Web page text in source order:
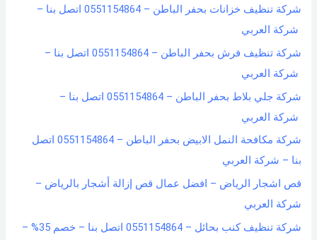
شركة تنظيف خزانات بحفر الباطن – 0551154864 اتصل بنا –
شركة العربي
شركة تنظيف فرش بحفر الباطن – 0551154864 اتصل بنا –
شركة العربي
شركة جلي بلاط بحفر الباطن – 0551154864 اتصل بنا –
شركة العربي
شركة مكافحة النمل الابيض بحفر الباطن – 0551154864 اتصل
بنا – شركة العربي
قص اشجار الرياض – افضل عمال قص إزالة أشجار بالرياض –
شركة العربي
شركة تنظيف كنب بحائل – 0551154864 اتصل بنا – خصم 35% –